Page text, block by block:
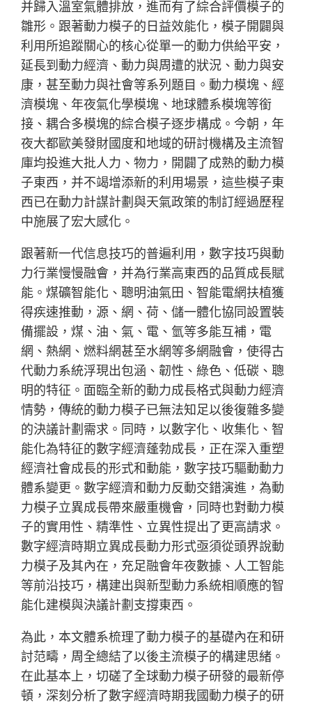
并歸入溫室氣體排放，進而有了綜合評價模子的
雛形。跟著動力模子的日益效能化，模子開闢與
利用所追蹤關心的核心從單一的動力供給平安，
延長到動力經濟、動力與周遭的狀況、動力與安
康，甚至動力與社會等系列題目。動力模塊、經
濟模塊、年夜氣化學模塊、地球體系模塊等銜
接、耦合多模塊的綜合模子逐步構成。今朝，年
夜大都歐美發財國度和地域的研討機構及主流智
庫均投進大批人力、物力，開闢了成熟的動力模
子東西，并不竭增添新的利用場景，這些模子東
西已在動力計謀計劃與天氣政策的制訂經過歷程
中施展了宏大感化。
跟著新一代信息技巧的普遍利用，數字技巧與動
力行業慢慢融會，并為行業高東西的品質成長賦
能。煤礦智能化、聰明油氣田、智能電網扶植獲
得疾速推動，源、網、荷、儲一體化協同設置裝
備擺設，煤、油、氣、電、氫等多能互補，電
網、熱網、燃料網甚至水網等多網融會，使得古
代動力系統浮現出包涵、韌性、綠色、低碳、聰
明的特征。面臨全新的動力成長格式與動力經濟
情勢，傳統的動力模子已無法知足以後復雜多變
的決議計劃需求。同時，以數字化、收集化、智
能化為特征的數字經濟蓬勃成長，正在深入重塑
經濟社會成長的形式和動能，數字技巧驅動動力
體系變更。數字經濟和動力反動交錯演進，為動
力模子立異成長帶來嚴重機會，同時也對動力模
子的實用性、精準性、立異性提出了更高請求。
數字經濟時期立異成長動力形式亟須從頭界說動
力模子及其內在，充足融會年夜數據、人工智能
等前沿技巧，構建出與新型動力系統相順應的智
能化建模與決議計劃支撐東西。
為此，本文體系梳理了動力模子的基礎內在和研
討范疇，周全總結了以後主流模子的構建思緒。
在此基本上，切磋了全球動力模子研發的最新停
頓，深刻分析了數字經濟時期我國動力模子的研